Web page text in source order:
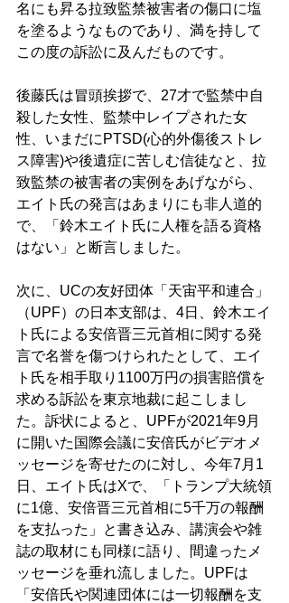
名にも昇る拉致監禁被害者の傷口に塩
を塗るようなものであり、満を持して
この度の訴訟に及んだものです。
後藤氏は冒頭挨拶で、27才で監禁中自
殺した女性、監禁中レイプされた女
性、いまだにPTSD(心的外傷後ストレ
ス障害)や後遺症に苦しむ信徒なと、拉
致監禁の被害者の実例をあげながら、
エイト氏の発言はあまりにも非人道的
で、「鈴木エイト氏に人権を語る資格
はない」と断言しました。
次に、UCの友好団体「天宙平和連合」
（UPF）の日本支部は、4日、鈴木エイ
ト氏による安倍晋三元首相に関する発
言で名誉を傷つけられたとして、エイ
ト氏を相手取り1100万円の損害賠償を
求める訴訟を東京地裁に起こしまし
た。訴状によると、UPFが2021年9月
に開いた国際会議に安倍氏がビデオメ
ッセージを寄せたのに対し、今年7月1
日、エイト氏はXで、「トランプ大統領
に1億、安倍晋三元首相に5千万の報酬
を支払った」と書き込み、講演会や雑
誌の取材にも同様に語り、間違ったメ
ッセージを垂れ流しました。UPFは
「安倍氏や関連団体には一切報酬を支